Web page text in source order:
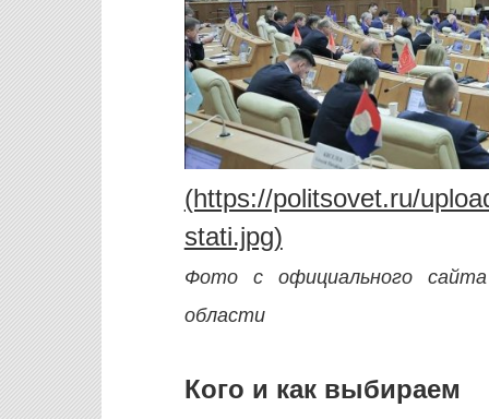
Фото с официального сайта
области
Кого и как выбираем